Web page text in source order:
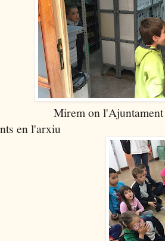
on l'Ajuntament
en l'arxiu